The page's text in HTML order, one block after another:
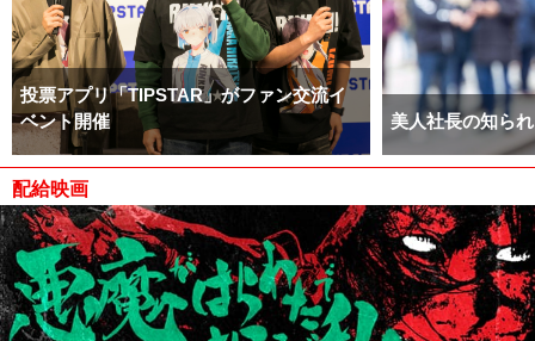
投票アプリ「TIPSTAR」がファン交流イ
ベント開催
美人社長の知ら
配給映画